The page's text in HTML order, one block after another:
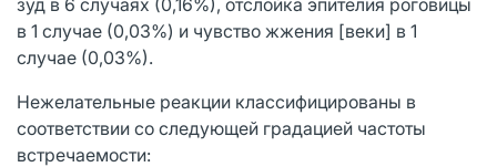
в 1 случае (0,03%) и чувство жжения [веки] в 1
случае (0,03%).
Нежелательные реакции классифицированы в
соответствии со следующей градацией частоты
встречаемости: